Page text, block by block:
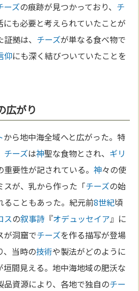
ーズの痕跡が見つかっており、 チ
にも必要と考えられていたことが
拠は、 チーズが単なる食べ物で
仰にも深く結びついていたことを
広がり
から地中海全域へと広がった。特
チーズは神聖な食物とされ、 ギリ
重要性が記されている。神々の使
スが、乳から作った「チーズの始
ることもあった。紀元前8世紀頃
スの叙事詩 『オデュッセイア』に
が洞窟でチーズを作る描写が登場
、当時の技術や製法がどのように
垣間見える。地中海地域の肥沃な
品資源により、各地で独自のチー